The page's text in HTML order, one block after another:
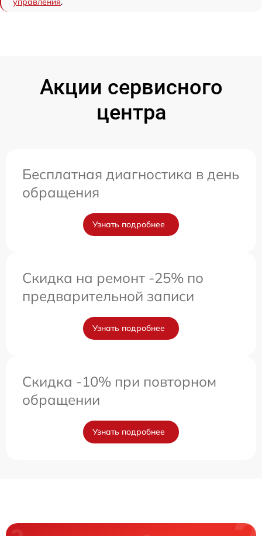
Акции сервисного
центра
Бесплатная диагностика в день
обращения
Узнать подробнее
Скидка на ремонт -25% по
предварительной записи
Узнать подробнее
Скидка -10% при повторном
обращении
Узнать подробнее